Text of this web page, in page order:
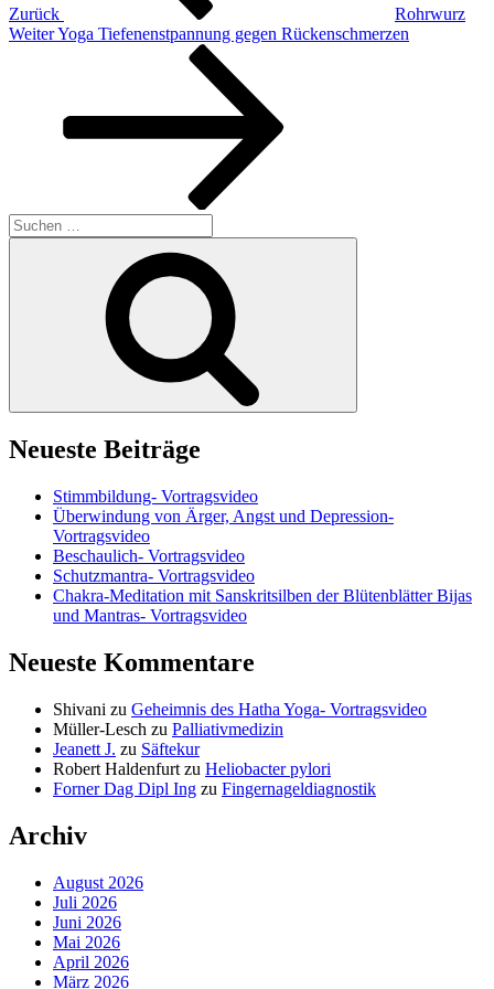
Zurück
Rohrwurz
Nächster
WeiterYoga Tiefenenstpannung gegen Rückenschmerzen
Suchen
nach:
Neueste Beiträge
Stimmbildung- Vortragsvideo
Überwindung von Ärger, Angst und Depression-
Vortragsvideo
Beschaulich- Vortragsvideo
Schutzmantra- Vortragsvideo
Chakra-Meditation mit Sanskritsilben der Blütenblätter Bijas
und Mantras- Vortragsvideo
Neueste Kommentare
Shivani zu Geheimnis des Hatha Yoga- Vortragsvideo
Müller-Lesch zu Palliativmedizin
Jeanett J. zu Säftekur
Robert Haldenfurt zu Heliobacter pylori
Forner Dag Dipl Ing zu Fingernageldiagnostik
Archiv
August 2026
Juli 2026
Juni 2026
Mai 2026
April 2026
März 2026